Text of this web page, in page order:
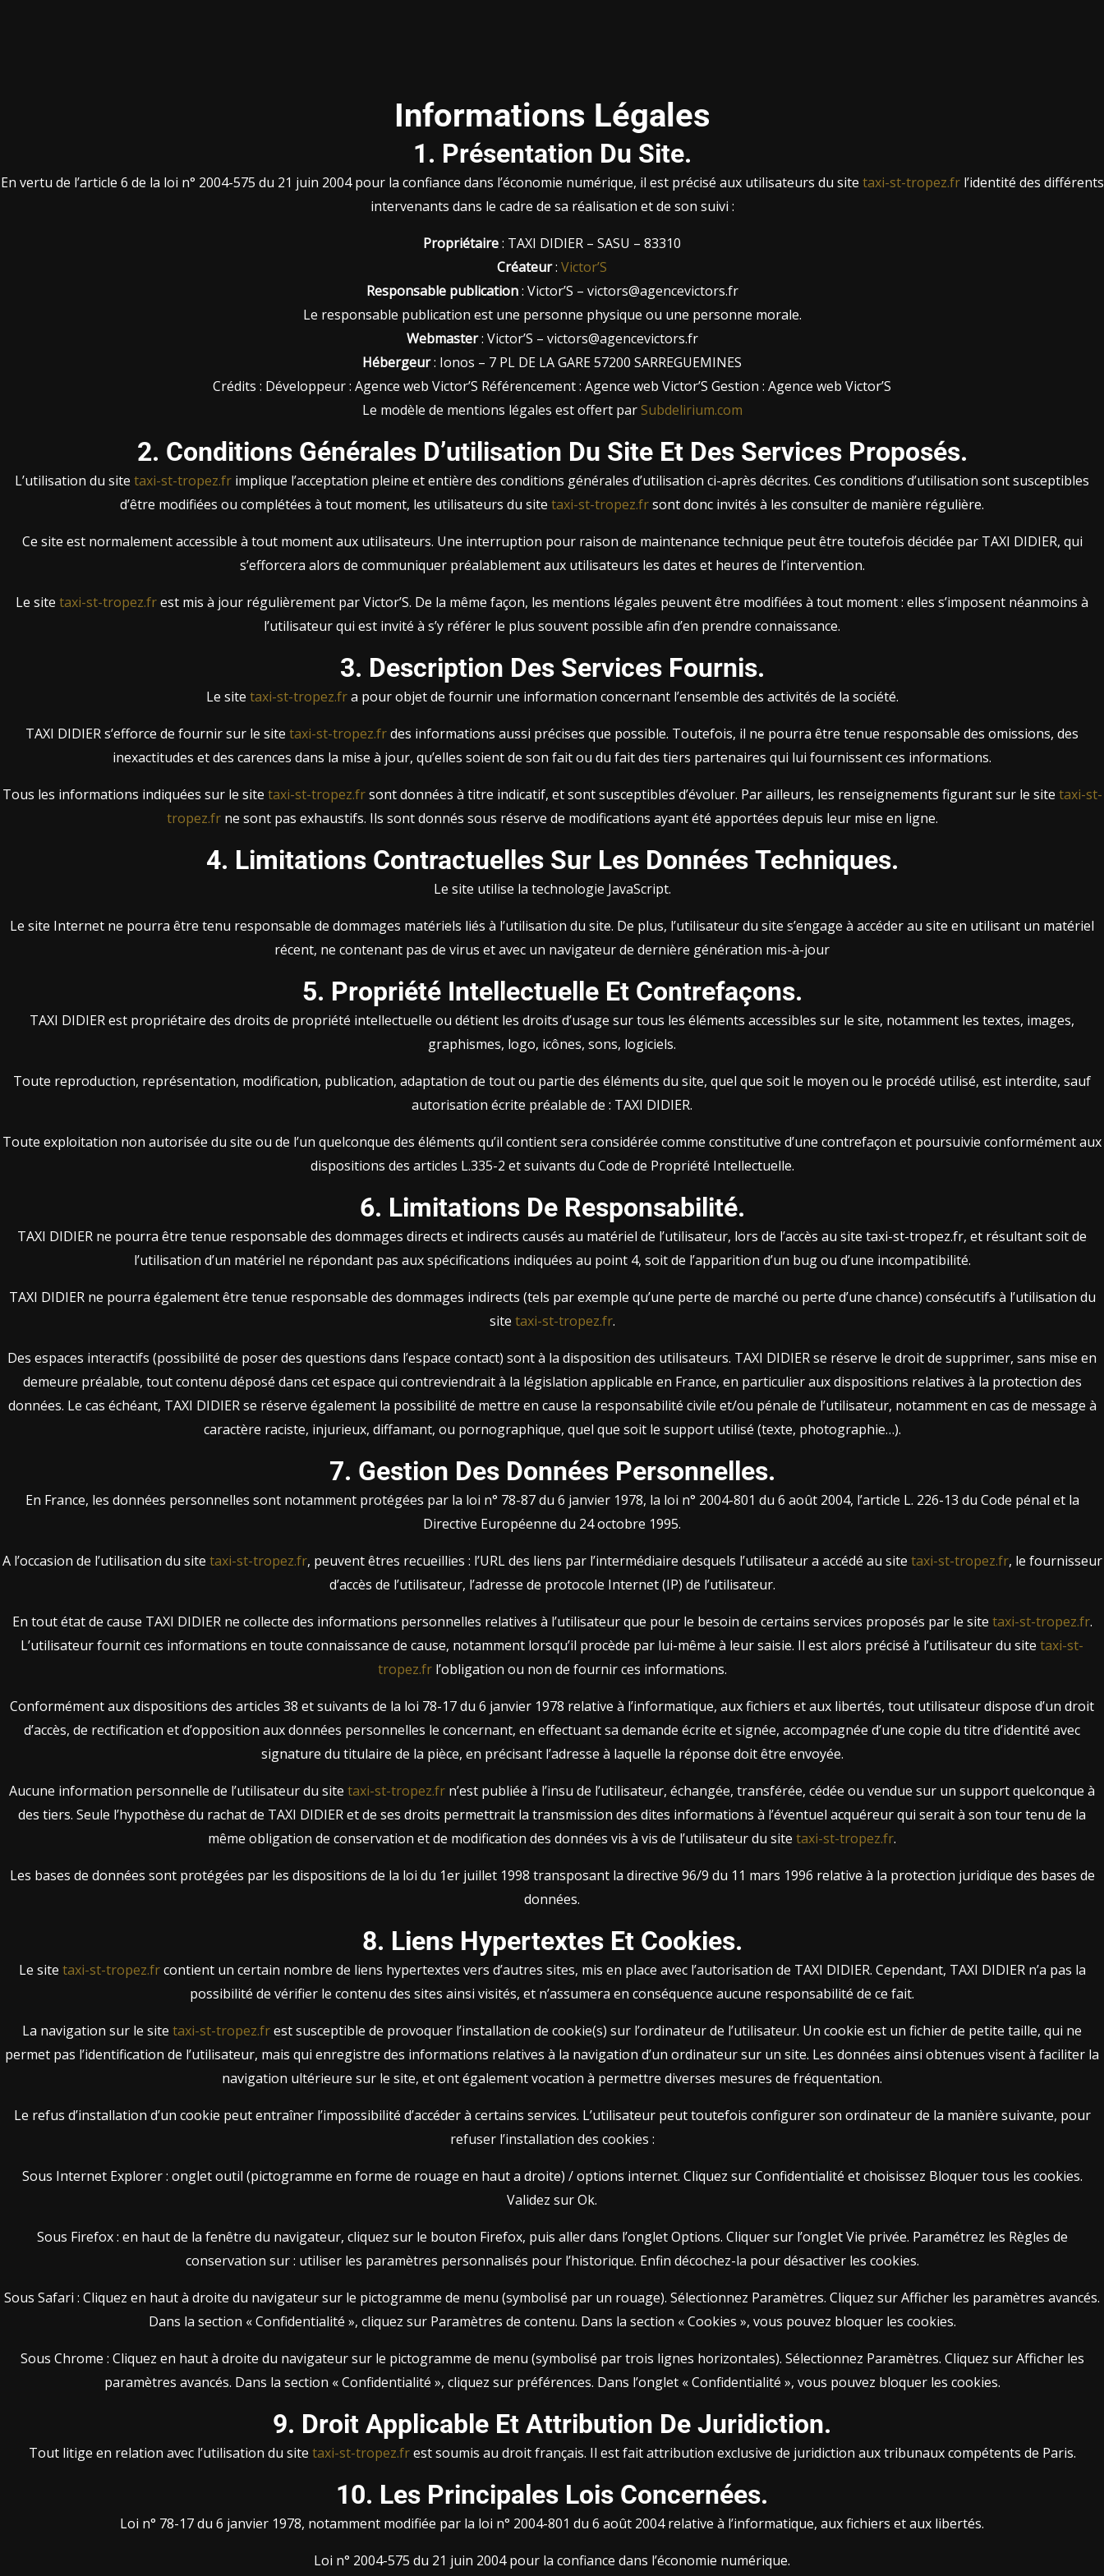
Informations Légales
1. Présentation Du Site.
En vertu de l’article 6 de la loi n° 2004-575 du 21 juin 2004 pour la confiance dans l’économie numérique, il est précisé aux utilisateurs du site taxi-st-tropez.frl’identité des différents
intervenants dans le cadre de sa réalisation et de son suivi :
Propriétaire: TAXI DIDIER – SASU – 83310
Créateur: Victor’S
Responsable publication: Victor’S – victors@agencevictors.fr
Le responsable publication est une personne physique ou une personne morale.
Webmaster: Victor’S – victors@agencevictors.fr
Hébergeur: Ionos – 7 PL DE LA GARE 57200 SARREGUEMINES
Crédits : Développeur : Agence web Victor’S Référencement : Agence web Victor’S Gestion : Agence web Victor’S
Le modèle de mentions légales est offert parSubdelirium.com
2. Conditions Générales D’utilisation Du Site Et Des Services Proposés.
L’utilisation du site taxi-st-tropez.fr implique l’acceptation pleine et entière des conditions générales d’utilisation ci-après décrites. Ces conditions d’utilisation sont susceptibles
d’être modifiées ou complétées à tout moment, les utilisateurs du site taxi-st-tropez.frsont donc invités à les consulter de manière régulière.
Ce site est normalement accessible à tout moment aux utilisateurs. Une interruption pour raison de maintenance technique peut être toutefois décidée par TAXI DIDIER, qui
s’efforcera alors de communiquer préalablement aux utilisateurs les dates et heures de l’intervention.
Le site taxi-st-tropez.frest mis à jour régulièrement par Victor’S. De la même façon, les mentions légales peuvent être modifiées à tout moment : elles s’imposent néanmoins à
l’utilisateur qui est invité à s’y référer le plus souvent possible afin d’en prendre connaissance.
3. Description Des Services Fournis.
Le site taxi-st-tropez.fra pour objet de fournir une information concernant l’ensemble des activités de la société.
TAXI DIDIER s’efforce de fournir sur le site taxi-st-tropez.frdes informations aussi précises que possible. Toutefois, il ne pourra être tenue responsable des omissions, des
inexactitudes et des carences dans la mise à jour, qu’elles soient de son fait ou du fait des tiers partenaires qui lui fournissent ces informations.
Tous les informations indiquées sur le site taxi-st-tropez.frsont données à titre indicatif, et sont susceptibles d’évoluer. Par ailleurs, les renseignements figurant sur le site taxi-st-
tropez.frne sont pas exhaustifs. Ils sont donnés sous réserve de modifications ayant été apportées depuis leur mise en ligne.
4. Limitations Contractuelles Sur Les Données Techniques.
Le site utilise la technologie JavaScript.
Le site Internet ne pourra être tenu responsable de dommages matériels liés à l’utilisation du site. De plus, l’utilisateur du site s’engage à accéder au site en utilisant un matériel
récent, ne contenant pas de virus et avec un navigateur de dernière génération mis-à-jour
5. Propriété Intellectuelle Et Contrefaçons.
TAXI DIDIER est propriétaire des droits de propriété intellectuelle ou détient les droits d’usage sur tous les éléments accessibles sur le site, notamment les textes, images,
graphismes, logo, icônes, sons, logiciels.
Toute reproduction, représentation, modification, publication, adaptation de tout ou partie des éléments du site, quel que soit le moyen ou le procédé utilisé, est interdite, sauf
autorisation écrite préalable de : TAXI DIDIER.
Toute exploitation non autorisée du site ou de l’un quelconque des éléments qu’il contient sera considérée comme constitutive d’une contrefaçon et poursuivie conformément aux
dispositions des articles L.335-2 et suivants du Code de Propriété Intellectuelle.
6. Limitations De Responsabilité.
TAXI DIDIER ne pourra être tenue responsable des dommages directs et indirects causés au matériel de l’utilisateur, lors de l’accès au site taxi-st-tropez.fr, et résultant soit de
l’utilisation d’un matériel ne répondant pas aux spécifications indiquées au point 4, soit de l’apparition d’un bug ou d’une incompatibilité.
TAXI DIDIER ne pourra également être tenue responsable des dommages indirects (tels par exemple qu’une perte de marché ou perte d’une chance) consécutifs à l’utilisation du
site taxi-st-tropez.fr.
Des espaces interactifs (possibilité de poser des questions dans l’espace contact) sont à la disposition des utilisateurs. TAXI DIDIER se réserve le droit de supprimer, sans mise en
demeure préalable, tout contenu déposé dans cet espace qui contreviendrait à la législation applicable en France, en particulier aux dispositions relatives à la protection des
données. Le cas échéant, TAXI DIDIER se réserve également la possibilité de mettre en cause la responsabilité civile et/ou pénale de l’utilisateur, notamment en cas de message à
caractère raciste, injurieux, diffamant, ou pornographique, quel que soit le support utilisé (texte, photographie…).
7. Gestion Des Données Personnelles.
En France, les données personnelles sont notamment protégées par la loi n° 78-87 du 6 janvier 1978, la loi n° 2004-801 du 6 août 2004, l’article L. 226-13 du Code pénal et la
Directive Européenne du 24 octobre 1995.
A l’occasion de l’utilisation du site taxi-st-tropez.fr, peuvent êtres recueillies : l’URL des liens par l’intermédiaire desquels l’utilisateur a accédé au site taxi-st-tropez.fr, le fournisseur
d’accès de l’utilisateur, l’adresse de protocole Internet (IP) de l’utilisateur.
En tout état de cause TAXI DIDIER ne collecte des informations personnelles relatives à l’utilisateur que pour le besoin de certains services proposés par le site taxi-st-tropez.fr.
L’utilisateur fournit ces informations en toute connaissance de cause, notamment lorsqu’il procède par lui-même à leur saisie. Il est alors précisé à l’utilisateur du site taxi-st-
tropez.frl’obligation ou non de fournir ces informations.
Conformément aux dispositions des articles 38 et suivants de la loi 78-17 du 6 janvier 1978 relative à l’informatique, aux fichiers et aux libertés, tout utilisateur dispose d’un droit
d’accès, de rectification et d’opposition aux données personnelles le concernant, en effectuant sa demande écrite et signée, accompagnée d’une copie du titre d’identité avec
signature du titulaire de la pièce, en précisant l’adresse à laquelle la réponse doit être envoyée.
Aucune information personnelle de l’utilisateur du site taxi-st-tropez.fr n’est publiée à l’insu de l’utilisateur, échangée, transférée, cédée ou vendue sur un support quelconque à
des tiers. Seule l’hypothèse du rachat de TAXI DIDIER et de ses droits permettrait la transmission des dites informations à l’éventuel acquéreur qui serait à son tour tenu de la
même obligation de conservation et de modification des données vis à vis de l’utilisateur du site taxi-st-tropez.fr.
Les bases de données sont protégées par les dispositions de la loi du 1er juillet 1998 transposant la directive 96/9 du 11 mars 1996 relative à la protection juridique des bases de
données.
8. Liens Hypertextes Et Cookies.
Le site taxi-st-tropez.frcontient un certain nombre de liens hypertextes vers d’autres sites, mis en place avec l’autorisation de TAXI DIDIER. Cependant, TAXI DIDIER n’a pas la
possibilité de vérifier le contenu des sites ainsi visités, et n’assumera en conséquence aucune responsabilité de ce fait.
La navigation sur le site taxi-st-tropez.frest susceptible de provoquer l’installation de cookie(s) sur l’ordinateur de l’utilisateur. Un cookie est un fichier de petite taille, qui ne
permet pas l’identification de l’utilisateur, mais qui enregistre des informations relatives à la navigation d’un ordinateur sur un site. Les données ainsi obtenues visent à faciliter la
navigation ultérieure sur le site, et ont également vocation à permettre diverses mesures de fréquentation.
Le refus d’installation d’un cookie peut entraîner l’impossibilité d’accéder à certains services. L’utilisateur peut toutefois configurer son ordinateur de la manière suivante, pour
refuser l’installation des cookies :
Sous Internet Explorer : onglet outil (pictogramme en forme de rouage en haut a droite) / options internet. Cliquez sur Confidentialité et choisissez Bloquer tous les cookies.
Validez sur Ok.
Sous Firefox : en haut de la fenêtre du navigateur, cliquez sur le bouton Firefox, puis aller dans l’onglet Options. Cliquer sur l’onglet Vie privée. Paramétrez les Règles de
conservation sur : utiliser les paramètres personnalisés pour l’historique. Enfin décochez-la pour désactiver les cookies.
Sous Safari : Cliquez en haut à droite du navigateur sur le pictogramme de menu (symbolisé par un rouage). Sélectionnez Paramètres. Cliquez sur Afficher les paramètres avancés.
Dans la section « Confidentialité », cliquez sur Paramètres de contenu. Dans la section « Cookies », vous pouvez bloquer les cookies.
Sous Chrome : Cliquez en haut à droite du navigateur sur le pictogramme de menu (symbolisé par trois lignes horizontales). Sélectionnez Paramètres. Cliquez sur Afficher les
paramètres avancés. Dans la section « Confidentialité », cliquez sur préférences. Dans l’onglet « Confidentialité », vous pouvez bloquer les cookies.
9. Droit Applicable Et Attribution De Juridiction.
Tout litige en relation avec l’utilisation du site taxi-st-tropez.frest soumis au droit français. Il est fait attribution exclusive de juridiction aux tribunaux compétents de Paris.
10. Les Principales Lois Concernées.
Loi n° 78-17 du 6 janvier 1978, notamment modifiée par la loi n° 2004-801 du 6 août 2004 relative à l’informatique, aux fichiers et aux libertés.
Loi n° 2004-575 du 21 juin 2004 pour la confiance dans l’économie numérique.